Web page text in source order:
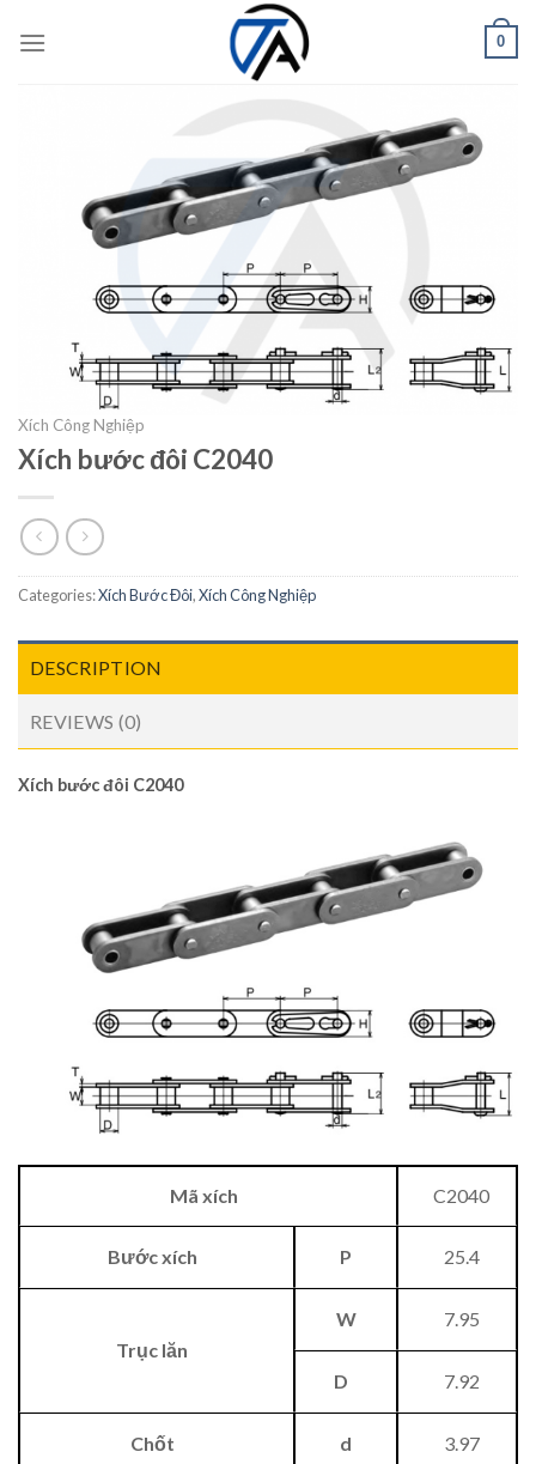
0
Xích Công Nghiệp
Xích bước đôi C2040
Categories:Xích Bước Đôi,Xích Công Nghiệp
DESCRIPTION
REVIEWS (0)
Xích bước đôi C2040
Mã xích C2040
Bước xích P 25.4
Trục lăn
W 7.95
D 7.92
Chốt d 3.97